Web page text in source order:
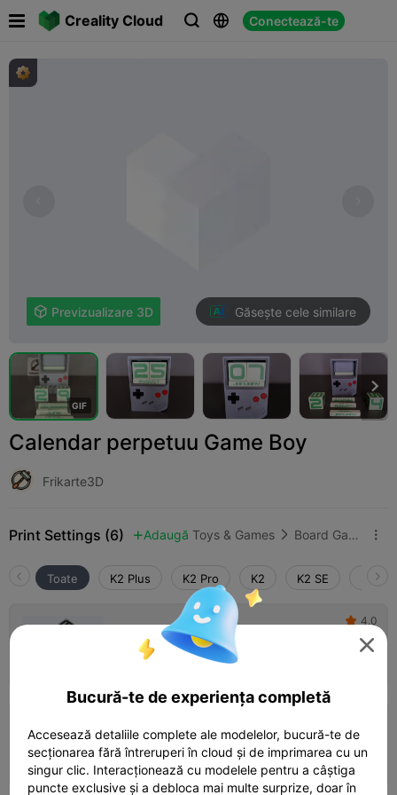
Creality Cloud   Conectează-te
 Previzualizare 3D Găsește cele similare
GIF

Calendar perpetuu Game Boy
Frikarte3D
Print Settings (6)  Adaugă Toys & Games  Board Games & Card Games 
Toate K2 Plus K2 Pro K2 K2 SE
0.2mm layer, 3 walls, 15% infill
 09h 20m  1 plates
 4.0
0.2mm layer, 3 walls, 15% infill
 09h 30m  1 plates  268.62g

Bucură-te de experiența completă
Accesează detaliile complete ale modelelor, bucură-te de
secționarea fără întreruperi în cloud și de imprimarea cu un
singur clic. Interacționează cu modelele pentru a câștiga
puncte exclusive și a debloca mai multe surprize, doar în